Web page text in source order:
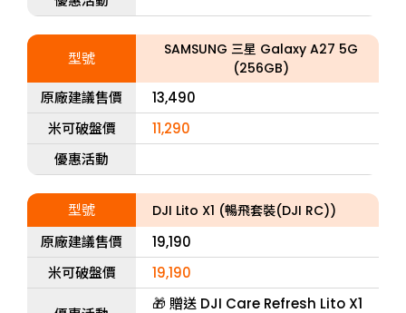
型號
SAMSUNG 三星 Galaxy A27 5G
(256GB)
原廠建議售價
13,490
米可破盤價
11,290
優惠活動
型號 DJI Lito X1 (暢飛套裝(DJI RC))
原廠建議售價
19,190
米可破盤價
19,190
🎁 贈送 DJI Care Refresh Lito X1